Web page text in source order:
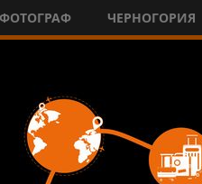
ФОТОГРАФ ЧЕРНОГОРИЯ